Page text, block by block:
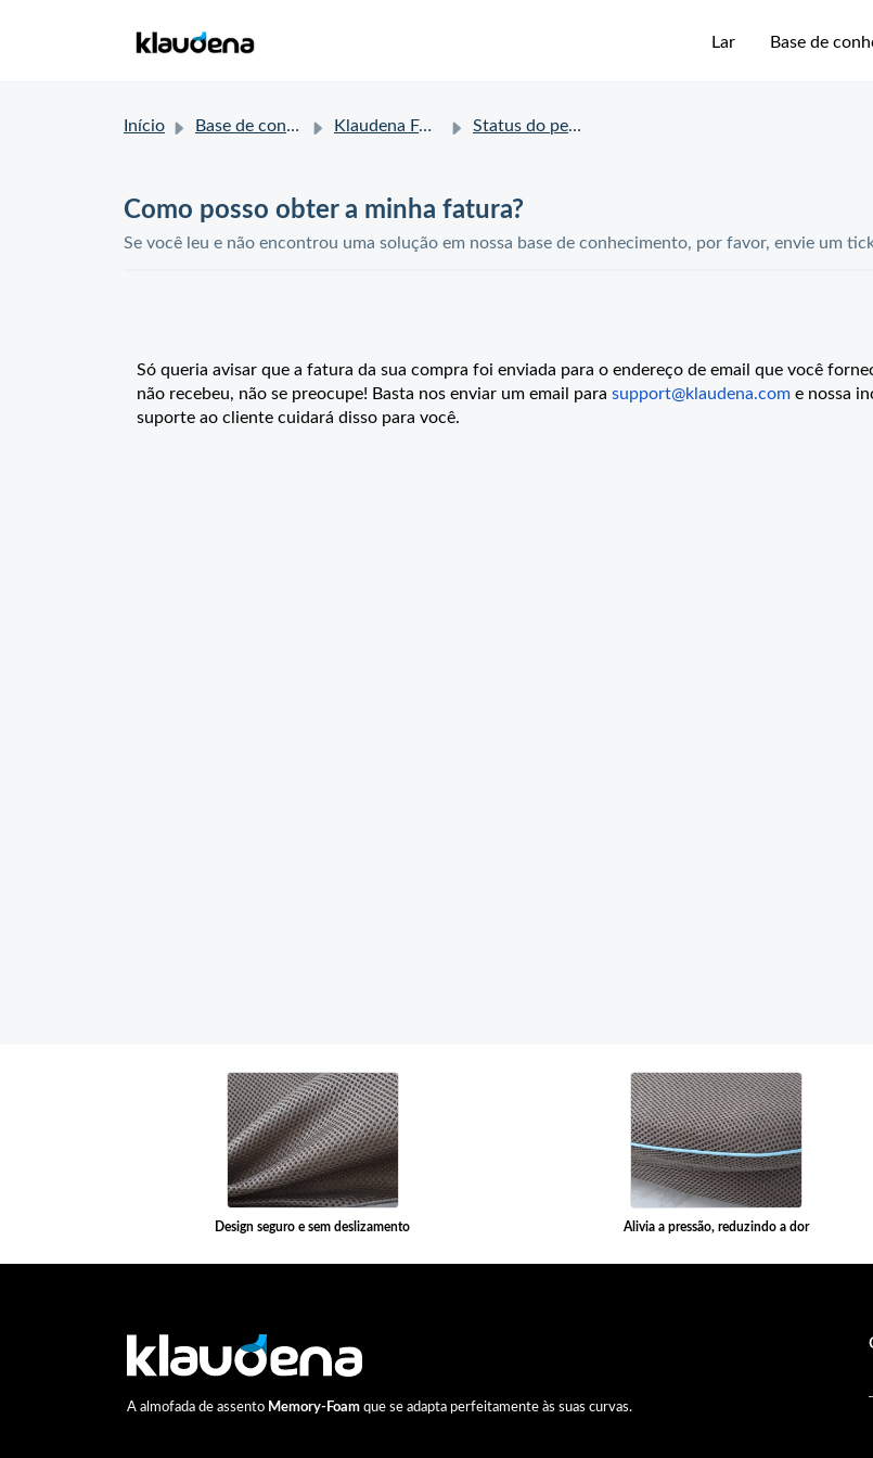
Lar Base de
Início Base de conhecimento Klaudena FAQ Status do pedido e da entrega
Como posso obter a minha fatura?
Se você leu e não encontrou uma solução em nossa base de conhecimento, por favor, envie um
Só queria avisar que a fatura da sua compra foi enviada para o endereço de email que você
não recebeu, não se preocupe! Basta nos enviar um email para support@klaudena.com e nossa
suporte ao cliente cuidará disso para você.
Design seguro e sem deslizamento Alivia a pressão, reduzindo a dor
A almofada de assento Memory-Foam que se adapta perfeitamente às suas curvas.